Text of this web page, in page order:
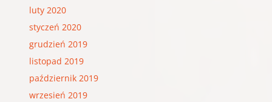
luty 2020
styczeń 2020
grudzień 2019
listopad 2019
październik 2019
wrzesień 2019